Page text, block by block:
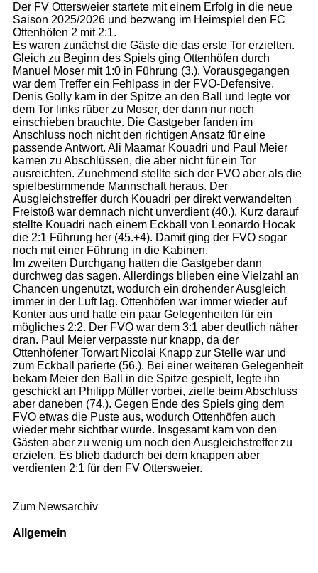
Der FV Ottersweier startete mit einem Erfolg in die neue
Saison 2025/2026 und bezwang im Heimspiel den FC
Ottenhöfen 2 mit 2:1.
Es waren zunächst die Gäste die das erste Tor erzielten.
Gleich zu Beginn des Spiels ging Ottenhöfen durch
Manuel Moser mit 1:0 in Führung (3.). Vorausgegangen
war dem Treffer ein Fehlpass in der FVO-Defensive.
Denis Golly kam in der Spitze an den Ball und legte vor
dem Tor links rüber zu Moser, der dann nur noch
einschieben brauchte. Die Gastgeber fanden im
Anschluss noch nicht den richtigen Ansatz für eine
passende Antwort. Ali Maamar Kouadri und Paul Meier
kamen zu Abschlüssen, die aber nicht für ein Tor
ausreichten. Zunehmend stellte sich der FVO aber als die
spielbestimmende Mannschaft heraus. Der
Ausgleichstreffer durch Kouadri per direkt verwandelten
Freistoß war demnach nicht unverdient (40.). Kurz darauf
stellte Kouadri nach einem Eckball von Leonardo Hocak
die 2:1 Führung her (45.+4). Damit ging der FVO sogar
noch mit einer Führung in die Kabinen.
Im zweiten Durchgang hatten die Gastgeber dann
durchweg das sagen. Allerdings blieben eine Vielzahl an
Chancen ungenutzt, wodurch ein drohender Ausgleich
immer in der Luft lag. Ottenhöfen war immer wieder auf
Konter aus und hatte ein paar Gelegenheiten für ein
mögliches 2:2. Der FVO war dem 3:1 aber deutlich näher
dran. Paul Meier verpasste nur knapp, da der
Ottenhöfener Torwart Nicolai Knapp zur Stelle war und
zum Eckball parierte (56.). Bei einer weiteren Gelegenheit
bekam Meier den Ball in die Spitze gespielt, legte ihn
geschickt an Philipp Müller vorbei, zielte beim Abschluss
aber daneben (74.). Gegen Ende des Spiels ging dem
FVO etwas die Puste aus, wodurch Ottenhöfen auch
wieder mehr sichtbar wurde. Insgesamt kam von den
Gästen aber zu wenig um noch den Ausgleichstreffer zu
erzielen. Es blieb dadurch bei dem knappen aber
verdienten 2:1 für den FV Ottersweier.
Zum Newsarchiv
Allgemein